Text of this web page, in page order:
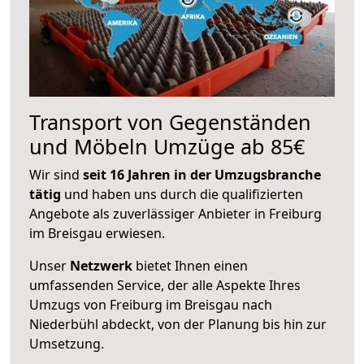
Transport von Gegenständen
und Möbeln Umzüge ab 85€
Wir sind seit 16 Jahren in der Umzugsbranche
tätig und haben uns durch die qualifizierten
Angebote als zuverlässiger Anbieter in Freiburg
im Breisgau erwiesen.
Unser Netzwerk bietet Ihnen einen
umfassenden Service, der alle Aspekte Ihres
Umzugs von Freiburg im Breisgau nach
Niederbühl abdeckt, von der Planung bis hin zur
Umsetzung.